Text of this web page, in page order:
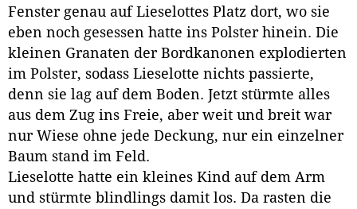
Fenster genau auf Lieselottes Platz dort, wo sie
eben noch gesessen hatte ins Polster hinein. Die
kleinen Granaten der Bordkanonen explodierten
im Polster, sodass Lieselotte nichts passierte,
denn sie lag auf dem Boden. Jetzt stürmte alles
aus dem Zug ins Freie, aber weit und breit war
nur Wiese ohne jede Deckung, nur ein einzelner
Baum stand im Feld.
Lieselotte hatte ein kleines Kind auf dem Arm
und stürmte blindlings damit los. Da rasten die